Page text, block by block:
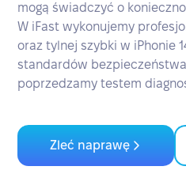
mogą świadczyć o
W iFast wykonujemy
oraz tylnej szybki w iPhonie
standardów
poprzedzamy testem
Zleć naprawę